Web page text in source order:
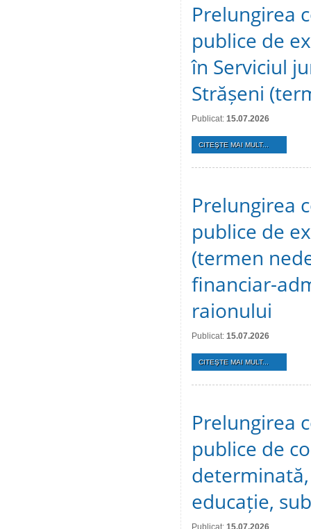
Prelungirea
publice de
în Serviciul
Strășeni
Publicat: 15.07.2026
CITEŞTE MAI MULT...
Prelungirea
publice de
(termen
financiar-
raionului
Publicat: 15.07.2026
CITEŞTE MAI MULT...
Prelungirea
publice de
educație,
Publicat: 15.07.2026